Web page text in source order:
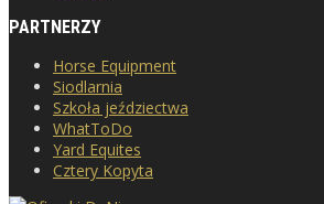
PARTNERZY
Horse Equipment
Siodlarnia
Szkoła jeździectwa
WhatToDo
Yard Equites
Cztery Kopyta